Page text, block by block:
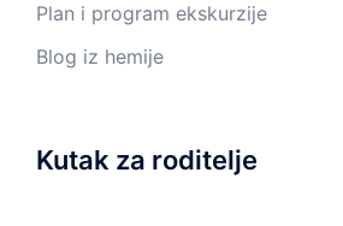
Plan i program ekskurzije
Blog iz hemije
Kutak za roditelje